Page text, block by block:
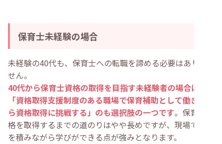
保育士未経験の場合
未経験の40代も、保育士への転職を諦める必要はありま
せん。
40代から保育士資格の取得を目指す未経験者の場合は、
「資格取得支援制度のある職場で保育補助として働きなが
ら資格取得に挑戦する」のも選択肢の一つです。保育士資
格を取得するまでの道のりはやや長めですが、現場で経験
を積みながら学びができる点が強みとなります。